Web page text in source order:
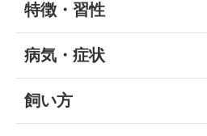
特徴・習性
病気・症状
飼い方